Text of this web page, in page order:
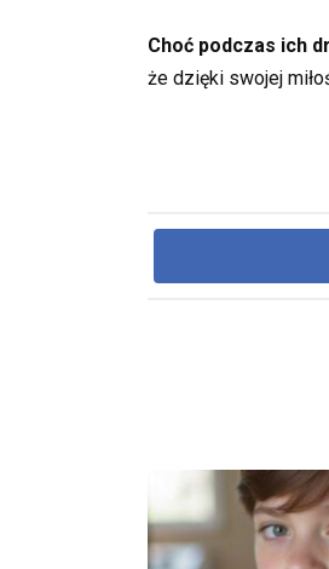
Choć podczas ich
że dzięki swojej